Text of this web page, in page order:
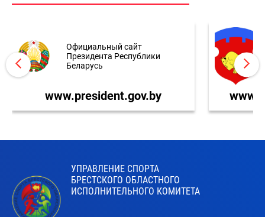
Официальный сайт
Президента Республики
Беларусь
www.president.gov.by
УПРАВЛЕНИЕ СПОРТА
БРЕСТСКОГО ОБЛАСТНОГО
ИСПОЛНИТЕЛЬНОГО КОМИТЕТА